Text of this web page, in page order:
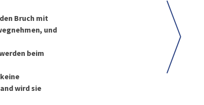
Bruch mit
und
beim
wird sie